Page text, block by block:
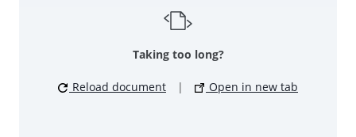
Taking too long?
Reload document | Open in new tab